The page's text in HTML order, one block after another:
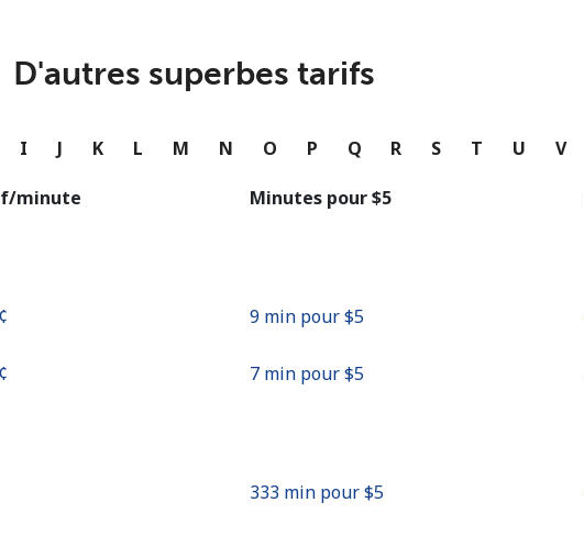
Continue avec
D'autres superbes tarifs
I J K L M N O P Q R S T U V
minute Minutes pour ⁦$5⁩
9 min pour ⁦$5⁩
7 min pour ⁦$5⁩
333 min pour ⁦$5⁩